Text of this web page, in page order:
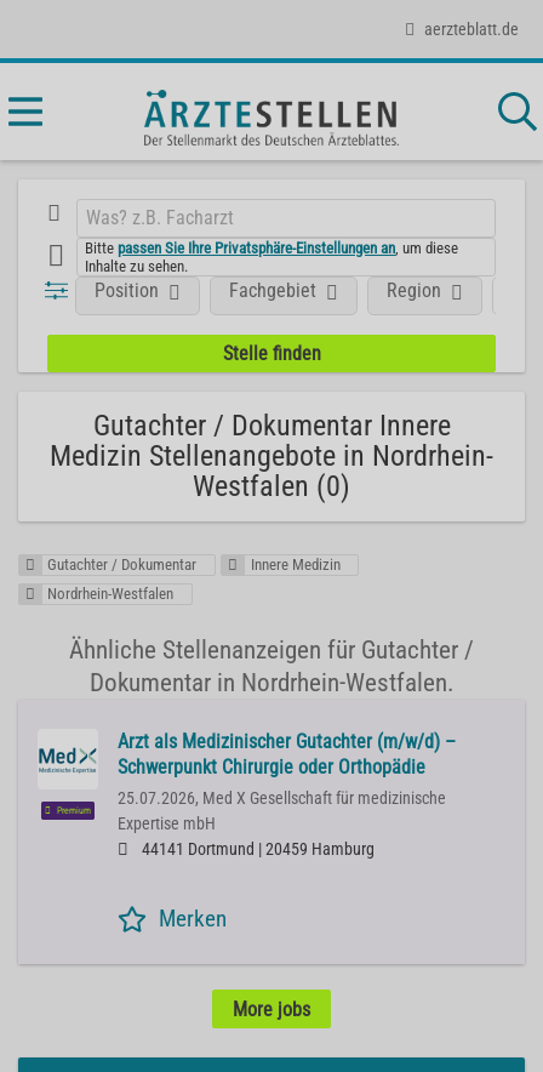
aerzteblatt.de
Bittepassen Sie Ihre Privatsphäre-Einstellungen an , um diese
Inhalte zu sehen.
Position Fachgebiet Region
Gutachter / Dokumentar Innere
Medizin Stellenangebote in Nordrhein-
Westfalen (0)
Gutachter / Dokumentar
Innere Medizin
Nordrhein-Westfalen
Ähnliche Stellenanzeigen für Gutachter /
Dokumentar in Nordrhein-Westfalen.
Premium
Arzt als Medizinischer Gutachter (m/w/d) –
Schwerpunkt Chirurgie oder Orthopädie
25.07.2026, Med X Gesellschaft für medizinische
Expertise mbH
44141 Dortmund | 20459 Hamburg
Merken
More jobs